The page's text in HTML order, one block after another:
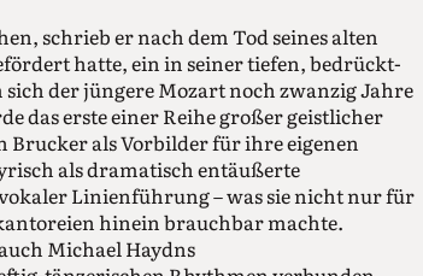
schrieb er nach dem Tod seines alten
hatte, ein in seiner tiefen, bedrückt-
der jüngere Mozart noch zwanzig Jahre
das erste einer Reihe großer geistlicher
Brucker als Vorbilder für ihre eigenen
als dramatisch entäußerte
Linienführung – was sie nicht nur für
hinein brauchbar machte.
Michael Haydns